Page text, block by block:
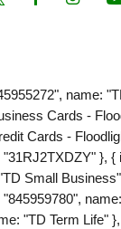
name:
Cards -
Cards -
},
Small
"TD Term Life"